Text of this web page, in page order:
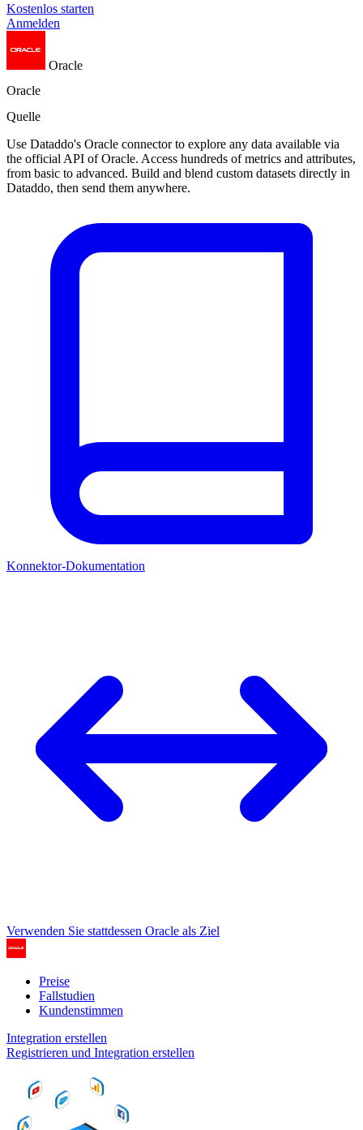
Kostenlos starten
Anmelden
Oracle
Oracle
Quelle
Use Dataddo's Oracle connector to explore any data available via
the official API of Oracle. Access hundreds of metrics and attributes,
from basic to advanced. Build and blend custom datasets directly in
Dataddo, then send them anywhere.
Konnektor-Dokumentation
Verwenden Sie stattdessen Oracle als Ziel
Preise
Fallstudien
Kundenstimmen
Integration erstellen
Registrieren und Integration erstellen